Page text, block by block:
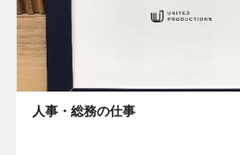
人事・総務の仕事